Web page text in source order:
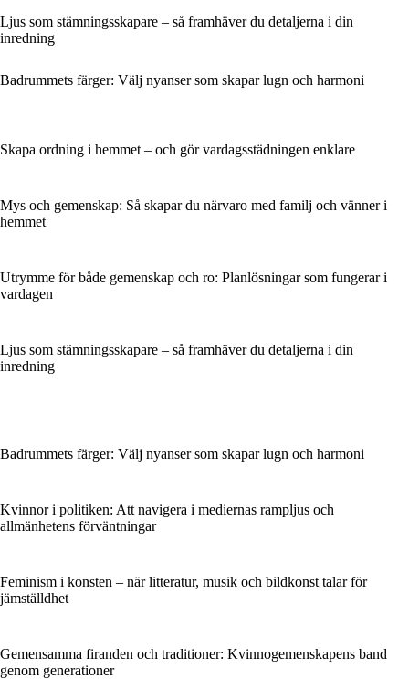
Ljus som stämningsskapare – så framhäver du detaljerna i din
inredning
Badrummets färger: Välj nyanser som skapar lugn och harmoni
Skapa ordning i hemmet – och gör vardagsstädningen enklare
Mys och gemenskap: Så skapar du närvaro med familj och vänner i
hemmet
Utrymme för både gemenskap och ro: Planlösningar som fungerar i
vardagen
Ljus som stämningsskapare – så framhäver du detaljerna i din
inredning
Badrummets färger: Välj nyanser som skapar lugn och harmoni
Kvinnor i politiken: Att navigera i mediernas rampljus och
allmänhetens förväntningar
Feminism i konsten – när litteratur, musik och bildkonst talar för
jämställdhet
Gemensamma firanden och traditioner: Kvinnogemenskapens band
genom generationer